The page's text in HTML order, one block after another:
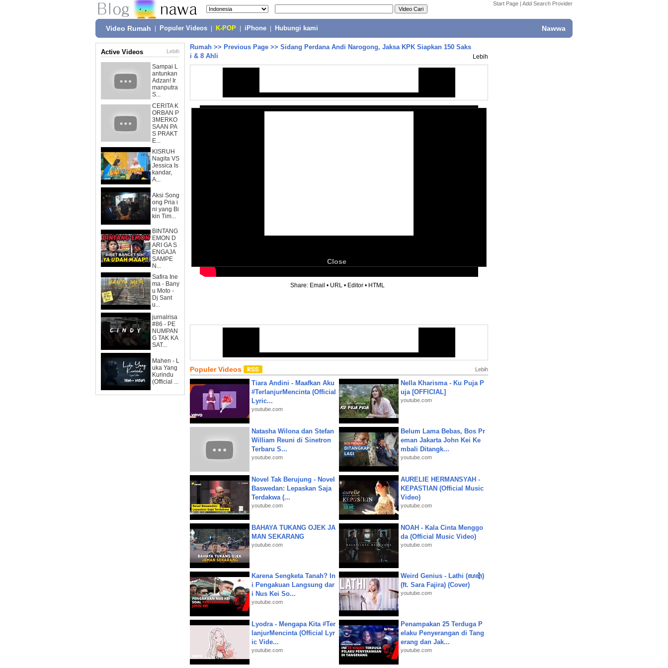
Start Page | Add Search Provider
Video Rumah Populer Videos K-POP iPhone Hubungi kami Nawwa
Active Videos Lebih
Sampai L
antunkan
Adzan! Ir
manputra
S...
CERITA K
ORBAN P
3MERKO
SAAN PA
S PRAKT
E...
KISRUH
Nagita VS
Jessica Is
kandar,
A...
Aksi Song
ong Pria i
ni yang Bi
kin Tim...
BINTANG
EMON D
ARI GA S
ENGAJA
SAMPE
N...
Safira Ine
ma - Bany
u Moto -
Dj Sant
u...
jurnalrisa
#86 - PE
NUMPAN
G TAK KA
SAT...
Mahen - L
uka Yang
Kurindu
(Official ...
Rumah >> Previous Page >> Sidang Perdana Andi Narogong, Jaksa KPK Siapkan 150 Saks
i & 8 Ahli
Lebih
Close
Share: Email • URL • Editor • HTML
Populer Videos Lebih
Tiara Andini - Maafkan Aku
#TerlanjurMencinta (Official
Lyric...
youtube.com
Nella Kharisma - Ku Puja P
uja [OFFICIAL]
youtube.com
Natasha Wilona dan Stefan
William Reuni di Sinetron
Terbaru S...
youtube.com
Belum Lama Bebas, Bos Pr
eman Jakarta John Kei Ke
mbali Ditangk...
youtube.com
Novel Tak Berujung - Novel
Baswedan: Lepaskan Saja
Terdakwa (...
youtube.com
AURELIE HERMANSYAH -
KEPASTIAN (Official Music
Video)
youtube.com
BAHAYA TUKANG OJEK JA
MAN SEKARANG
youtube.com
NOAH - Kala Cinta Menggo
da (Official Music Video)
youtube.com
Karena Sengketa Tanah? In
i Pengakuan Langsung dar
i Nus Kei So...
youtube.com
Weird Genius - Lathi (ꦭꦛꦶ)
(ft. Sara Fajira) (Cover)
youtube.com
Lyodra - Mengapa Kita #Ter
lanjurMencinta (Official Lyr
ic Vide...
youtube.com
Penampakan 25 Terduga P
elaku Penyerangan di Tang
erang dan Jak...
youtube.com